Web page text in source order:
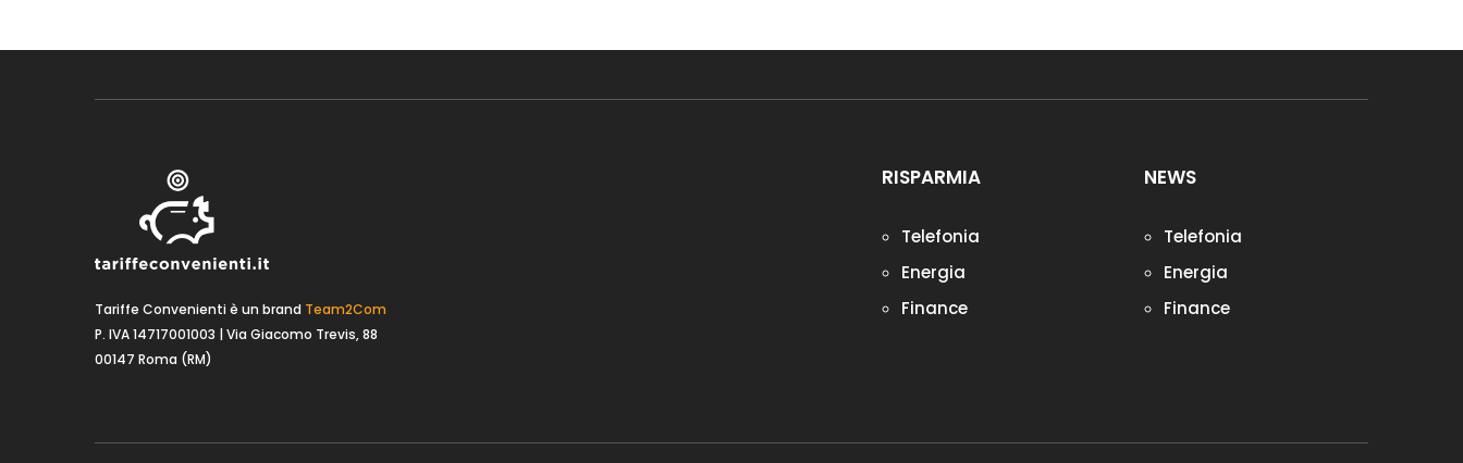
Tariffe Convenienti è un brand Team2Com
P. IVA 14717001003 | Via Giacomo Trevis, 88
00147 Roma (RM)
RISPARMIA
Telefonia
Energia
Finance
NEWS
Telefonia
Energia
Finance